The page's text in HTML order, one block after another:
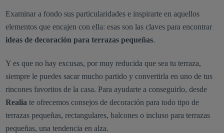
Examinar a fondo sus particularidades e inspirarte en aquellos
elementos que encajen con ella: esas son las claves para encontrar
ideas de decoración para terrazas pequeñas.
Y es que no hay excusas, por muy reducida que sea tu terraza,
siempre le puedes sacar mucho partido y convertirla en uno de tus
rincones favoritos de la casa. Para ayudarte a conseguirlo, desde
Realia te ofrecemos consejos de decoración para todo tipo de
terrazas pequeñas, rectangulares, balcones o incluso para terrazas
pequeñas, una tendencia en alza.